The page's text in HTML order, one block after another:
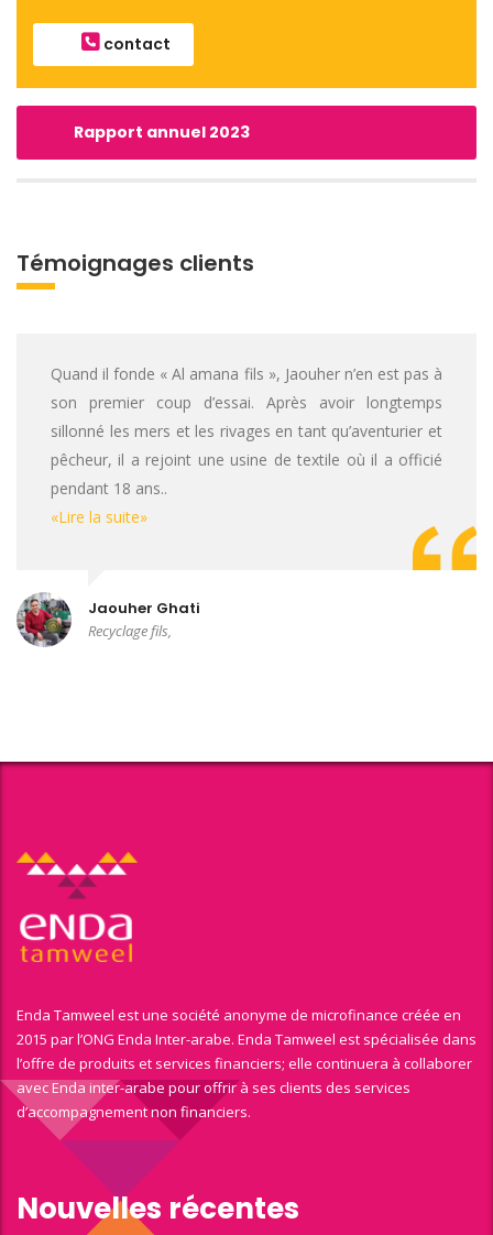
contact
Rapport annuel 2023
Témoignages clients
Quand il fonde « Al amana fils », Jaouher n’en est pas à
son premier coup d’essai. Après avoir longtemps
sillonné les mers et les rivages en tant qu’aventurier et
pêcheur, il a rejoint une usine de textile où il a officié
pendant 18 ans..
«Lire la suite»
Jaouher Ghati
Recyclage fils,
Enda Tamweel est une société anonyme de microfinance créée en
2015 par l’ONG Enda Inter-arabe. Enda Tamweel est spécialisée dans
l’offre de produits et services financiers; elle continuera à collaborer
avec Enda inter-arabe pour offrir à ses clients des services
d’accompagnement non financiers.
Nouvelles récentes